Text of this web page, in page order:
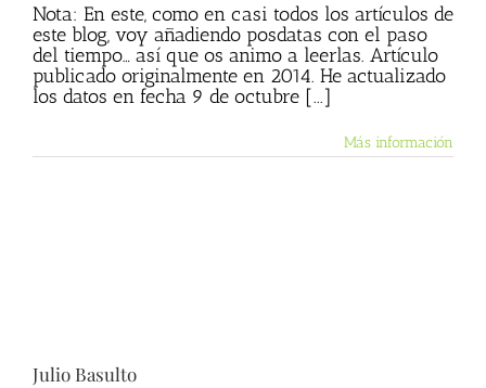
Nota: En este, como en casi todos los artículos de
este blog, voy añadiendo posdatas con el paso
del tiempo… así que os animo a leerlas. Artículo
publicado originalmente en 2014. He actualizado
los datos en fecha 9 de octubre [...]
Más información
Julio Basulto